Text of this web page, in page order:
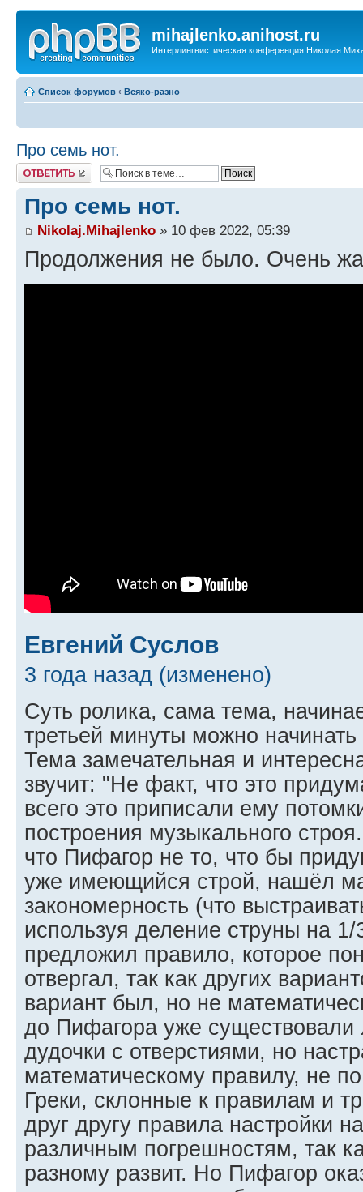
mihajlenko.anihost.ru
Интерлингвистическая конференция Николая
Список форумов ‹ Всяко-разно
Про семь нот.
Ответить
Про семь нот.
Nikolaj.Mihajlenko » 10 фев 2022, 05:39
Продолжения не было. Очень
Евгений Суслов
3 года назад (изменено)
Суть ролика, сама тема,
третьей минуты можно начинать
Тема замечательная и
звучит: "Не факт, что это
всего это приписали ему
построения музыкального
что Пифагор не то, что бы
уже имеющийся строй, нашёл
закономерность (что
используя деление струны на 1/
предложил правило, которое
отвергал, так как других
вариант был, но не
до Пифагора уже
дудочки с отверстиями, но
математическому правилу, не
Греки, склонные к правилам и
друг другу правила настройки
различным погрешностям, так
разному развит. Но Пифагор